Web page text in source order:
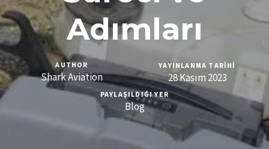
Adımları
AUTHOR
Shark Aviation
YAYINLANMA TARIHI
28 Kasım 2023
PAYLAŞILDIĞI YER
Blog